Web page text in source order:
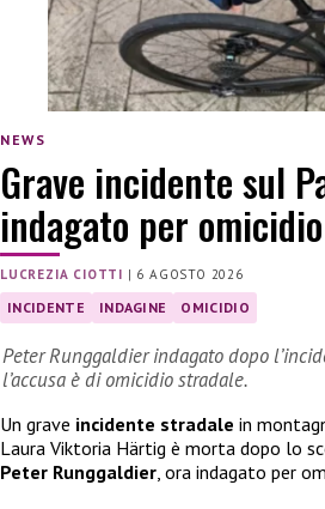
NEWS
Grave incidente sul
indagato per
LUCREZIA CIOTTI | 6 AGOSTO 2026
INCIDENTE INDAGINE OMICIDIO
Peter Runggaldier indagato dopo
l’accusa è di omicidio stradale.
Un grave incidente stradale in
Laura Viktoria Härtig è morta dopo lo
Peter Runggaldier, ora indagato per